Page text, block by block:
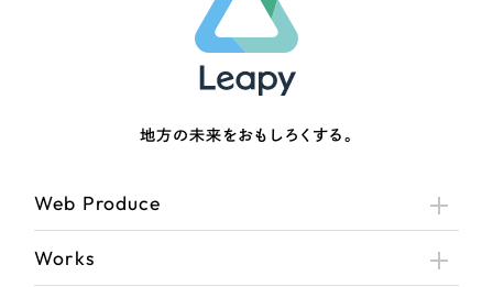
地方の未来をおもしろくする。
Web Produce
Works